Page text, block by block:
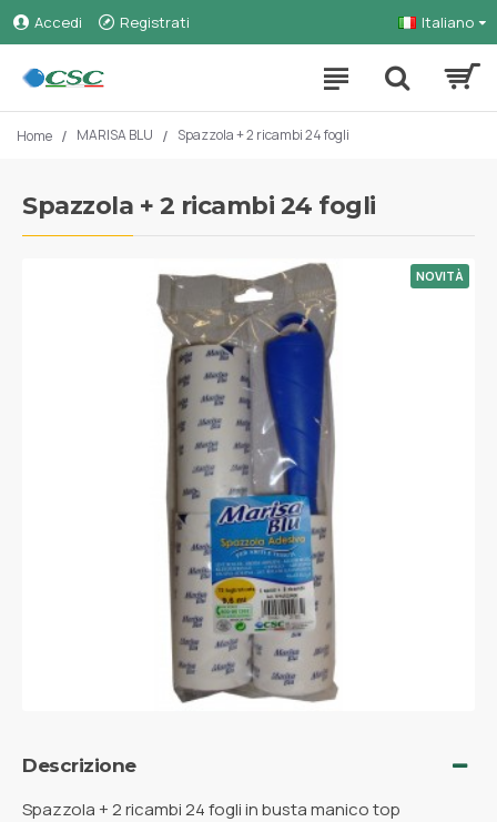
Accedi Registrati Italiano
Home MARISA BLU Spazzola + 2 ricambi 24 fogli
Spazzola + 2 ricambi 24 fogli
NOVITÀ
Descrizione
Spazzola + 2 ricambi 24 fogli in busta manico top